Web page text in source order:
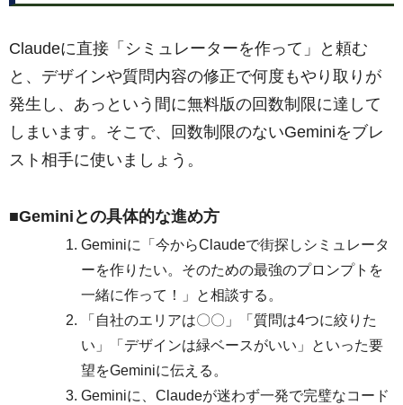
Claudeに直接「シミュレーターを作って」と頼む
と、デザインや質問内容の修正で何度もやり取りが
発生し、あっという間に無料版の回数制限に達して
しまいます。そこで、回数制限のないGeminiをブレ
スト相手に使いましょう。
■Geminiとの具体的な進め方
Geminiに「今からClaudeで街探しシミュレータ
ーを作りたい。そのための最強のプロンプトを
一緒に作って！」と相談する。
「自社のエリアは〇〇」「質問は4つに絞りた
い」「デザインは緑ベースがいい」といった要
望をGeminiに伝える。
Geminiに、Claudeが迷わず一発で完璧なコード